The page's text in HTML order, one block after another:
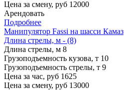
Цена за смену, руб 12000
Арендовать
Подробнее
Манипулятор Fassi на шасси Камаз
Длина стрелы, м - (8)
Длина стрелы, м 8
Грузоподъемность кузова, т 10
Грузоподъемность стрелы, т 9
Цена за час, руб 1625
Цена за смену, руб 13000